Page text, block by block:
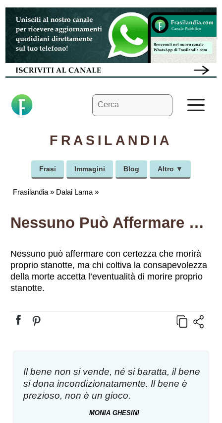
Vai
contenuto
Ricerca
per:
FRASILANDIA
Frasi Immagini Blog Altro ▼
Frasilandia » Dalai Lama »
Nessuno Può Affermare Con Certezza Che Morirà Proprio Stanotte, Ma Chi Coltiva La Consapevolezza Della Morte Accetta L’eventualità Di Morire Proprio Stanotte.
Nessuno può affermare con certezza che morirà
proprio stanotte, ma chi coltiva la consapevolezza
della morte accetta l’eventualità di morire proprio
stanotte.
Il bene non si vende, né si baratta, il bene
si dona incondizionatamente. Il bene è
prezioso, non è un gioco.
MONIA GHESINI